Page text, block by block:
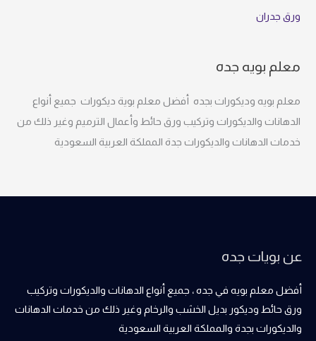
ورق جدران
معلم بويه جده
معلم بويه وديكورات بجده أفضل معلم بوية ديكورات جميع أنواع
الدهانات والديكورات وتركيب ورق حائط وأعمال الترميم وغير ذلك من
خدمات الدهانات والديكورات جدة المملكة العربية السعودية
عن بويات جده
أفضل معلم بويه في جده ، جميع أنواع الدهانات والديكورات وتركيب
ورق حائط وديكور بديل الخشب والرخام وغير ذلك من خدمات الدهانات
والديكورات بجدة والمملكة العربية السعودية